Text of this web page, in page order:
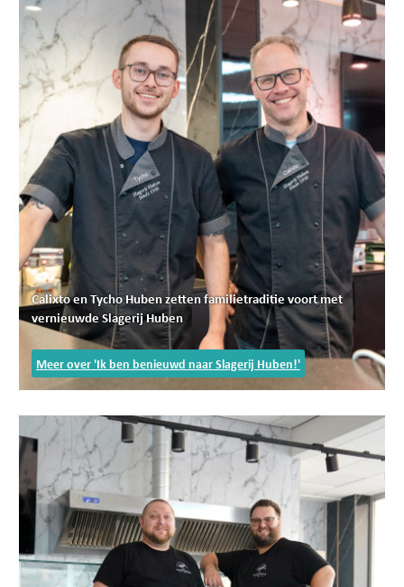
Calixto en Tycho Huben zetten familietraditie voort met
vernieuwde Slagerij Huben
Meer over 'Ik ben benieuwd naar Slagerij Huben!'